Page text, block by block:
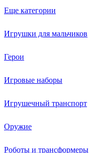
Еще категории
Игрушки для мальчиков
Герои
Игровые наборы
Игрушечный транспорт
Оружие
Роботы и трансформеры